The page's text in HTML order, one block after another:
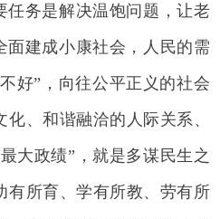
任务是解决温饱问题，让老
面建成小康社会，人民的需
好”，向往公平正义的社会
、和谐融洽的人际关系、
大政绩”，就是多谋民生之
有所育、学有所教、劳有所